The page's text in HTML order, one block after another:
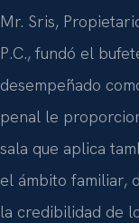
Mr. Sris,
P.C., fundó el
desempeñado
penal le
sala que aplica
el ámbito familiar,
la credibilidad de